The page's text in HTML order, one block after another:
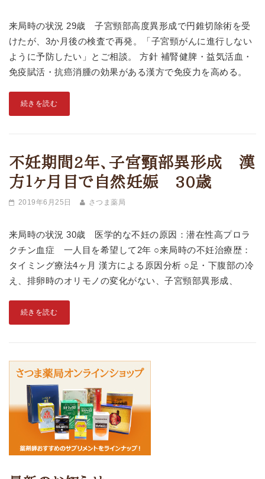
来局時の状況 29歳 子宮頸部高度異形成で円錐切除術を受
けたが、3か月後の検査で再発。「子宮頸がんに進行しない
ように予防したい」とご相談。 方針 補腎健脾・益気活血・
免疫賦活・抗癌消腫の効果がある漢方で免疫力を高める。
続きを読む
不妊期間2年、子宮頸部異形成 漢
方１ヶ月目で自然妊娠 30歳
2019年6月25日 さつま薬局
来局時の状況 30歳 医学的な不妊の原因：潜在性高プロラ
クチン血症 一人目を希望して2年 ○来局時の不妊治療歴：
タイミング療法4ヶ月 漢方による原因分析 ○足・下腹部の冷
え、排卵時のオリモノの変化がない、子宮頸部異形成、
続きを読む